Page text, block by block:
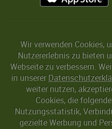
Wir verwenden Cookies,
Nutzererlebnis zu bieten
Webseite zu verbessern.
in unserer
weiter nutzen,
Cookies, die
Nutzungsstatistik,
gezielte Werbung und